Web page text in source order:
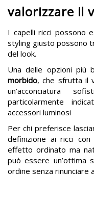
valorizzare il
I capelli ricci possono
styling giusto possono
del look.
Una delle opzioni più
morbido, che sfrutta il
un’acconciatura
particolarmente
accessori luminosi​
Per chi preferisce
definizione ai ricci
effetto ordinato ma
può essere un’ottima
ordine senza rinunciare